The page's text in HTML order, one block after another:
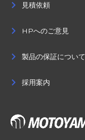
見積依頼
HPへのご意見
製品の保証について
採用案内